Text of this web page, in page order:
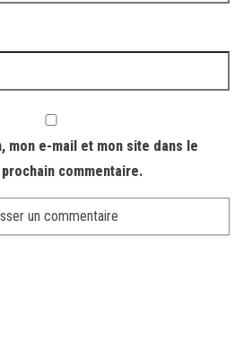
mon e-mail et mon site dans le
commentaire.